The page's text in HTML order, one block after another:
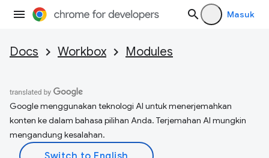
Masuk
Docs Workbox Modules
Google menggunakan teknologi AI untuk menerjemahkan
konten ke dalam bahasa pilihan Anda. Terjemahan AI mungkin
mengandung kesalahan.